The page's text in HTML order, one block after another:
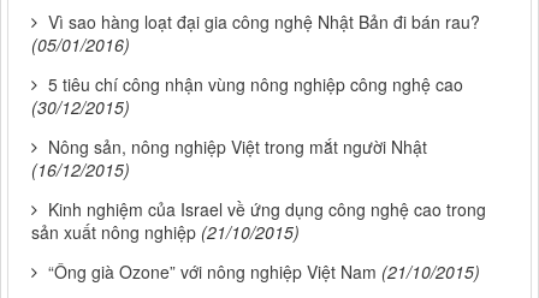
Vì sao hàng loạt đại gia công nghệ Nhật Bản đi bán rau?
(05/01/2016)
5 tiêu chí công nhận vùng nông nghiệp công nghệ cao
(30/12/2015)
Nông sản, nông nghiệp Việt trong mắt người Nhật
(16/12/2015)
Kinh nghiệm của Israel về ứng dụng công nghệ cao trong
sản xuất nông nghiệp (21/10/2015)
“Ông già Ozone” với nông nghiệp Việt Nam (21/10/2015)